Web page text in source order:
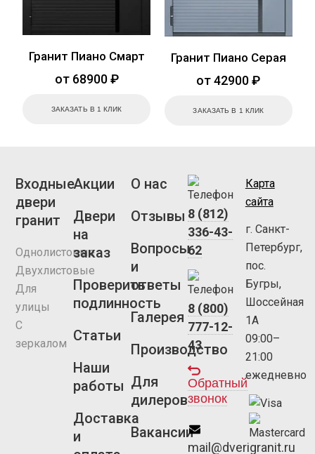
Гранит Пиано Смарт
от 68900 ₽
ЗАКАЗАТЬ В 1 КЛИК
Гранит Пиано Серая
от 42900 ₽
ЗАКАЗАТЬ В 1 КЛИК
Входные
двери
гранит
Однолистовые
Двухлистовые
Для
улицы
С
зеркалом
Акции
Двери
на
заказ
Проверить
подлинность
Статьи
Наши
работы
Доставка
и
О нас
Отзывы
Вопросы
и
ответы
Галерея
Производство
Для
дилеров
Вакансии
8 (812)
336-43-
62
8 (800)
777-12-
43
Обратный
звонок
mail@dverigranit.ru
Карта
сайта
г. Санкт-
Петербург,
пос.
Бугры,
Шоссейная
1А
09:00–
21:00
ежедневно